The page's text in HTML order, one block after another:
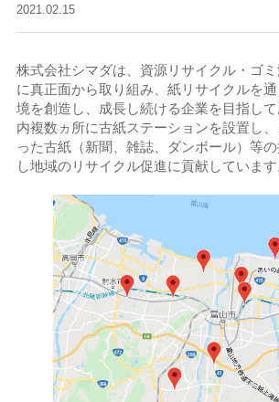
2021.02.15
株式会社シマダは、資源リサイクル・ゴ
に真正面から取り組み、紙リサイクルを
境を創造し、成長し続ける企業を目指し
内複数ヵ所に古紙ステーションを設置し
った古紙（新聞、雑誌、ダンボール）等
し地域のリサイクル促進に貢献しています